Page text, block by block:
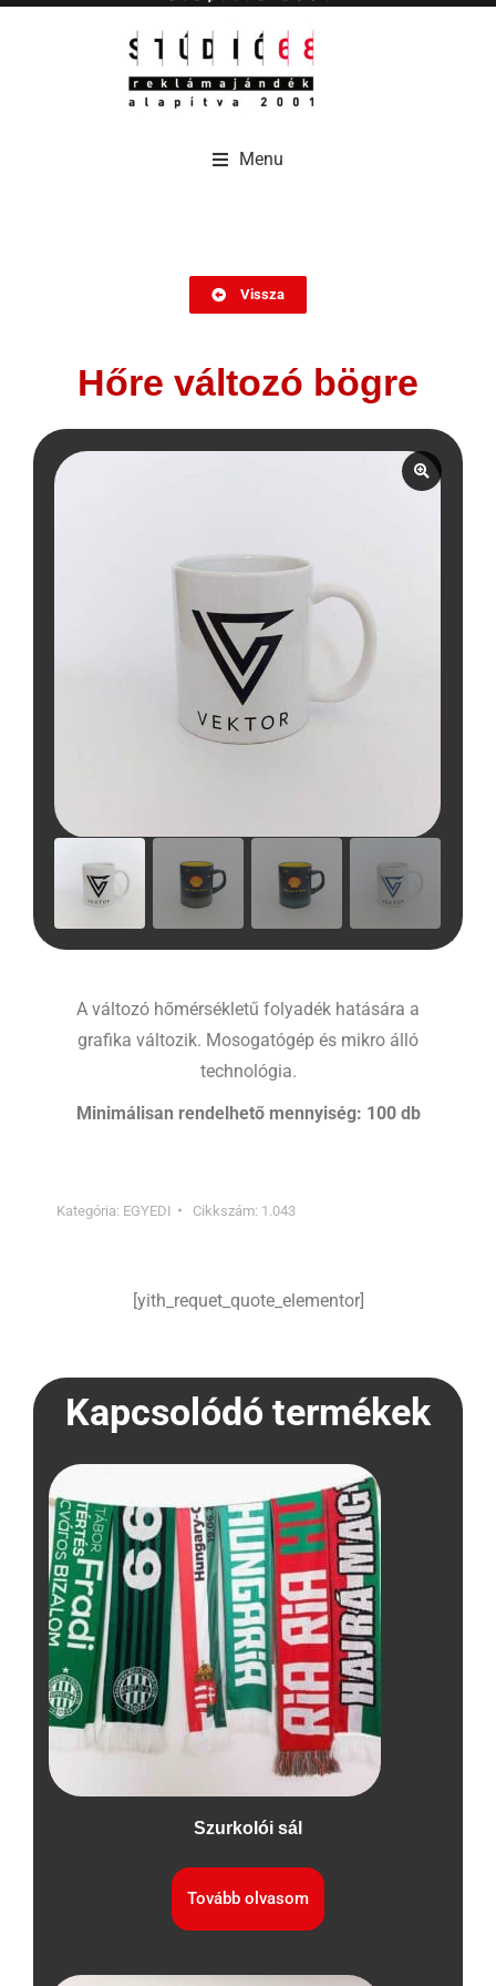
Menu
Menu
Vissza
Hőre változó bögre
A változó hőmérsékletű folyadék hatására a
grafika változik. Mosogatógép és mikro álló
technológia.
Minimálisan rendelhető mennyiség: 100 db
Kategória: EGYEDI Cikkszám: 1.043
[yith_requet_quote_elementor]
Kapcsolódó termékek
Szurkolói sál
Tovább olvasom